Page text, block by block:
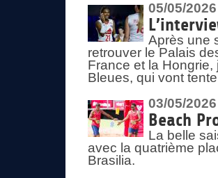
05/05/2026
Après une
retrouver le Palais
France et la Hongrie,
Bleues, qui vont
03/05/2026
Beach
La belle
avec la quatrième
Brasilia.